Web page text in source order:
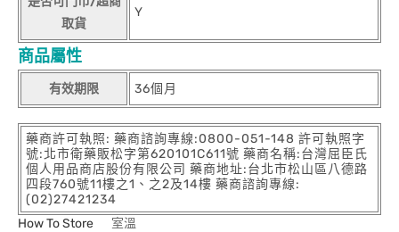
取貨
Y
商品屬性
有效期限 36個月
藥商許可執照: 藥商諮詢專線:0800-051-148 許可執照字
號:北市衛藥販松字第620101C611號 藥商名稱:台灣屈臣氏
個人用品商店股份有限公司 藥商地址:台北市松山區八德路
四段760號11樓之1、之2及14樓 藥商諮詢專線:
(02)27421234
How To Store
室溫